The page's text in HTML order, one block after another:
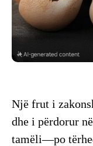
Një frut i
dhe i përdorur
tamëli—po